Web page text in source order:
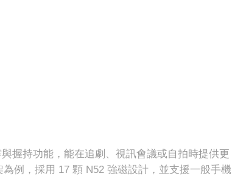
與握持功能，能在追劇、視訊會議或自拍時提供更
例，採用 17 顆 N52 強磁設計，並支援一般手機